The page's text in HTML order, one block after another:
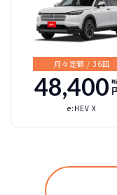
月々定額 / 36回
48,400 税
e:HEV X